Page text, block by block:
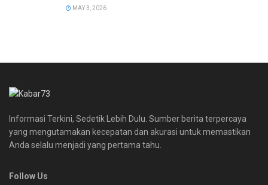
MAY 3, 2026
Informasi Terkini, Sedetik Lebih Dulu. Sumber berita terpercaya
yang mengutamakan kecepatan dan akurasi untuk memastikan
Anda selalu menjadi yang pertama tahu.
Follow Us